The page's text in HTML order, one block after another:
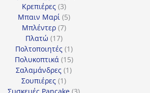
Κρεπιέρες 33
προϊόντα
Μπαιν Μαρί 55
Μπλέντερ 77
Πλατώ 1717
προϊόντα
Πολτοποιητές 11
προϊόν
Πολυκοπτικά 1515
προϊόντα
Σαλαμάνδρες 11
Σουπιέρες 11
προϊόν
3